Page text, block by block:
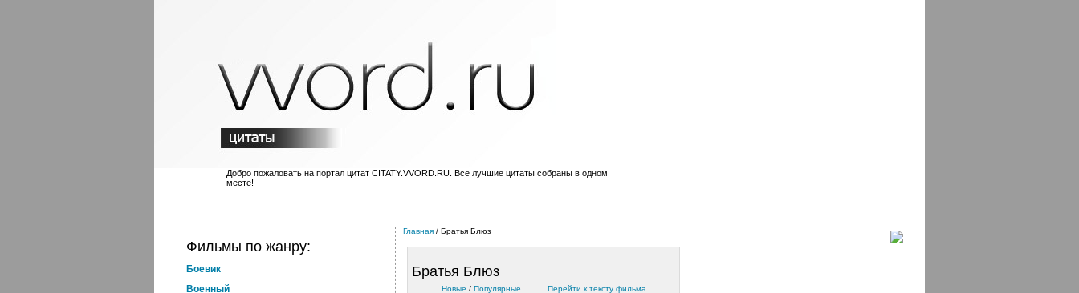
Добро пожаловать на портал цитат CITATY.VVORD.RU. Все лучшие цитаты собраны в одном
месте!
Фильмы по жанру:
Боевик
Военный
Главная / Братья Блюз
Братья Блюз
Новые / Популярные Перейти к тексту фильмa